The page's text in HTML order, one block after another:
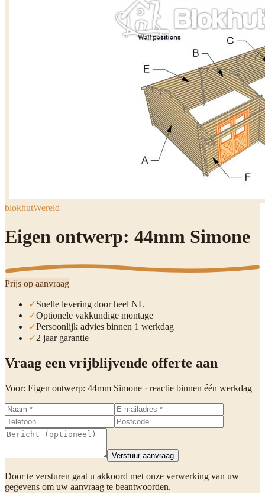
blokhutWereld
Eigen ontwerp: 44mm Simone
Prijs op aanvraag
✓Snelle levering door heel NL
✓Optionele vakkundige montage
✓Persoonlijk advies binnen 1 werkdag
✓2 jaar garantie
Vraag een vrijblijvende offerte aan
Voor: Eigen ontwerp: 44mm Simone · reactie binnen één werkdag
Verstuur aanvraag
Door te versturen gaat u akkoord met onze verwerking van uw
gegevens om uw aanvraag te beantwoorden.